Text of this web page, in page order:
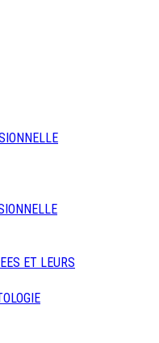
ET LEURS